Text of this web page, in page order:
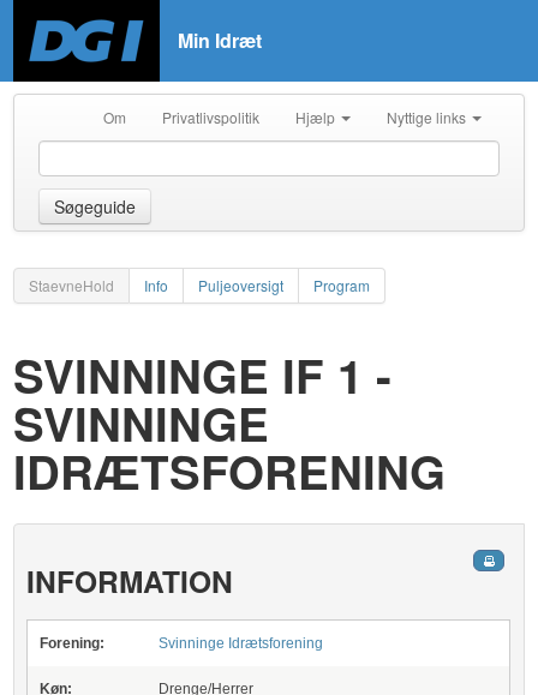
Min Idræt
Om Privatlivspolitik Hjælp Nyttige links
Søgeguide
StaevneHold Info Puljeoversigt Program
SVINNINGE IF 1 -
SVINNINGE
IDRÆTSFORENING
INFORMATION
Forening: Svinninge Idrætsforening
Køn: Drenge/Herrer